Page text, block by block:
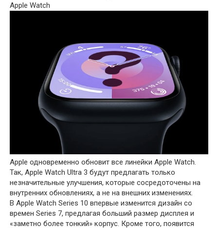
Apple Watch
Apple одновременно обновит все линейки Apple Watch.
Так, Apple Watch Ultra 3 будут предлагать только
незначительные улучшения, которые сосредоточены на
внутренних обновлениях, а не на внешних изменениях.
В Apple Watch Series 10 впервые изменится дизайн со
времен Series 7, предлагая больший размер дисплея и
«заметно более тонкий» корпус. Кроме того, появится